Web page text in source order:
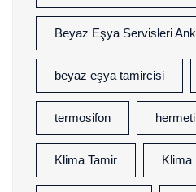
Beyaz Eşya Servisleri
beyaz eşya tamircisi
termosifon
Klima Tamir Klima